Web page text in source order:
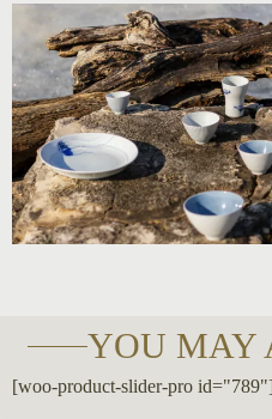
YOU MAY
[woo-product-slider-pro